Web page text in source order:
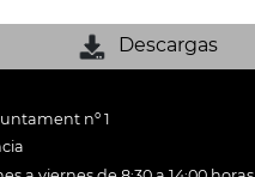
Descargas
nº 1